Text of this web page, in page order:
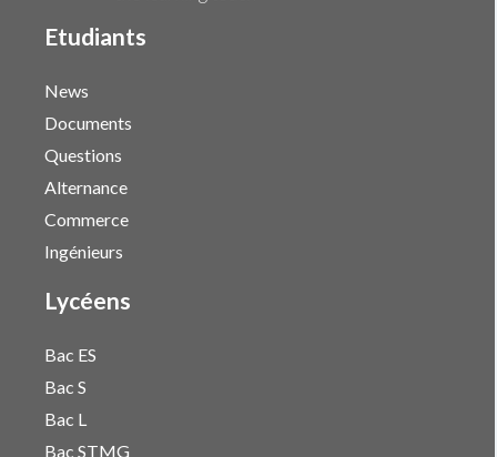
Etudiants
News
Documents
Questions
Alternance
Commerce
Ingénieurs
Lycéens
Bac ES
Bac S
Bac L
Bac STMG